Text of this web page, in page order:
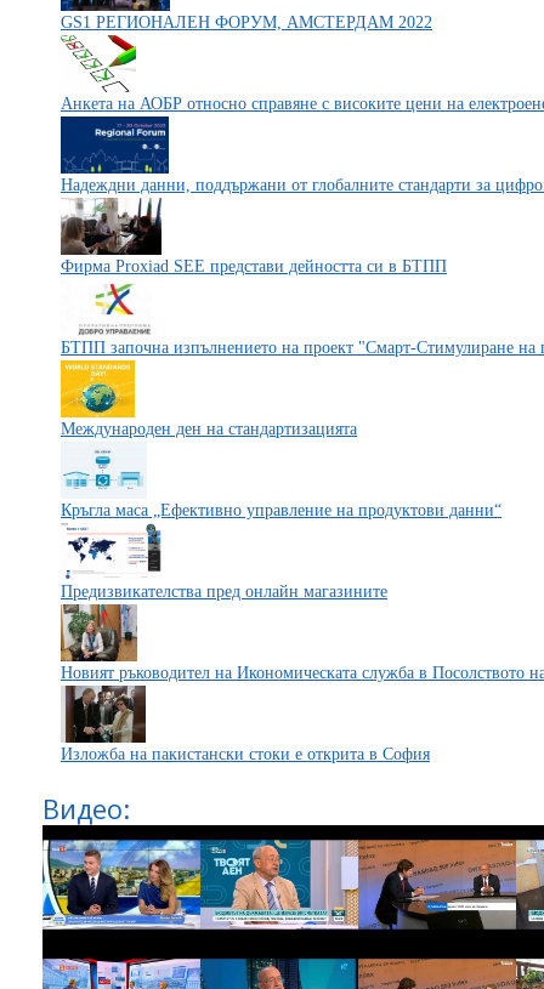
GS1 РЕГИОНАЛЕН ФОРУМ, АМСТЕРДАМ 2022
Анкета на АОБР относно справяне с високите цени на
Надеждни данни, поддържани от глобалните стандарти за
Фирма Proxiad SEE представи дейността си в БТПП
БТПП започна изпълнението на проект "Смарт-Стимулиране на
Международен ден на стандартизацията
Кръгла маса „Ефективно управление на продуктови данни“
Предизвикателства пред онлайн магазините
Новият ръководител на Икономическата служба в Посолството
Изложба на пакистански стоки e открита в София
Видео: